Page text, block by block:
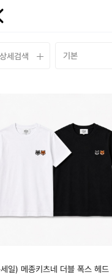
세검색
일) 메종키츠네 더블 폭스 헤드